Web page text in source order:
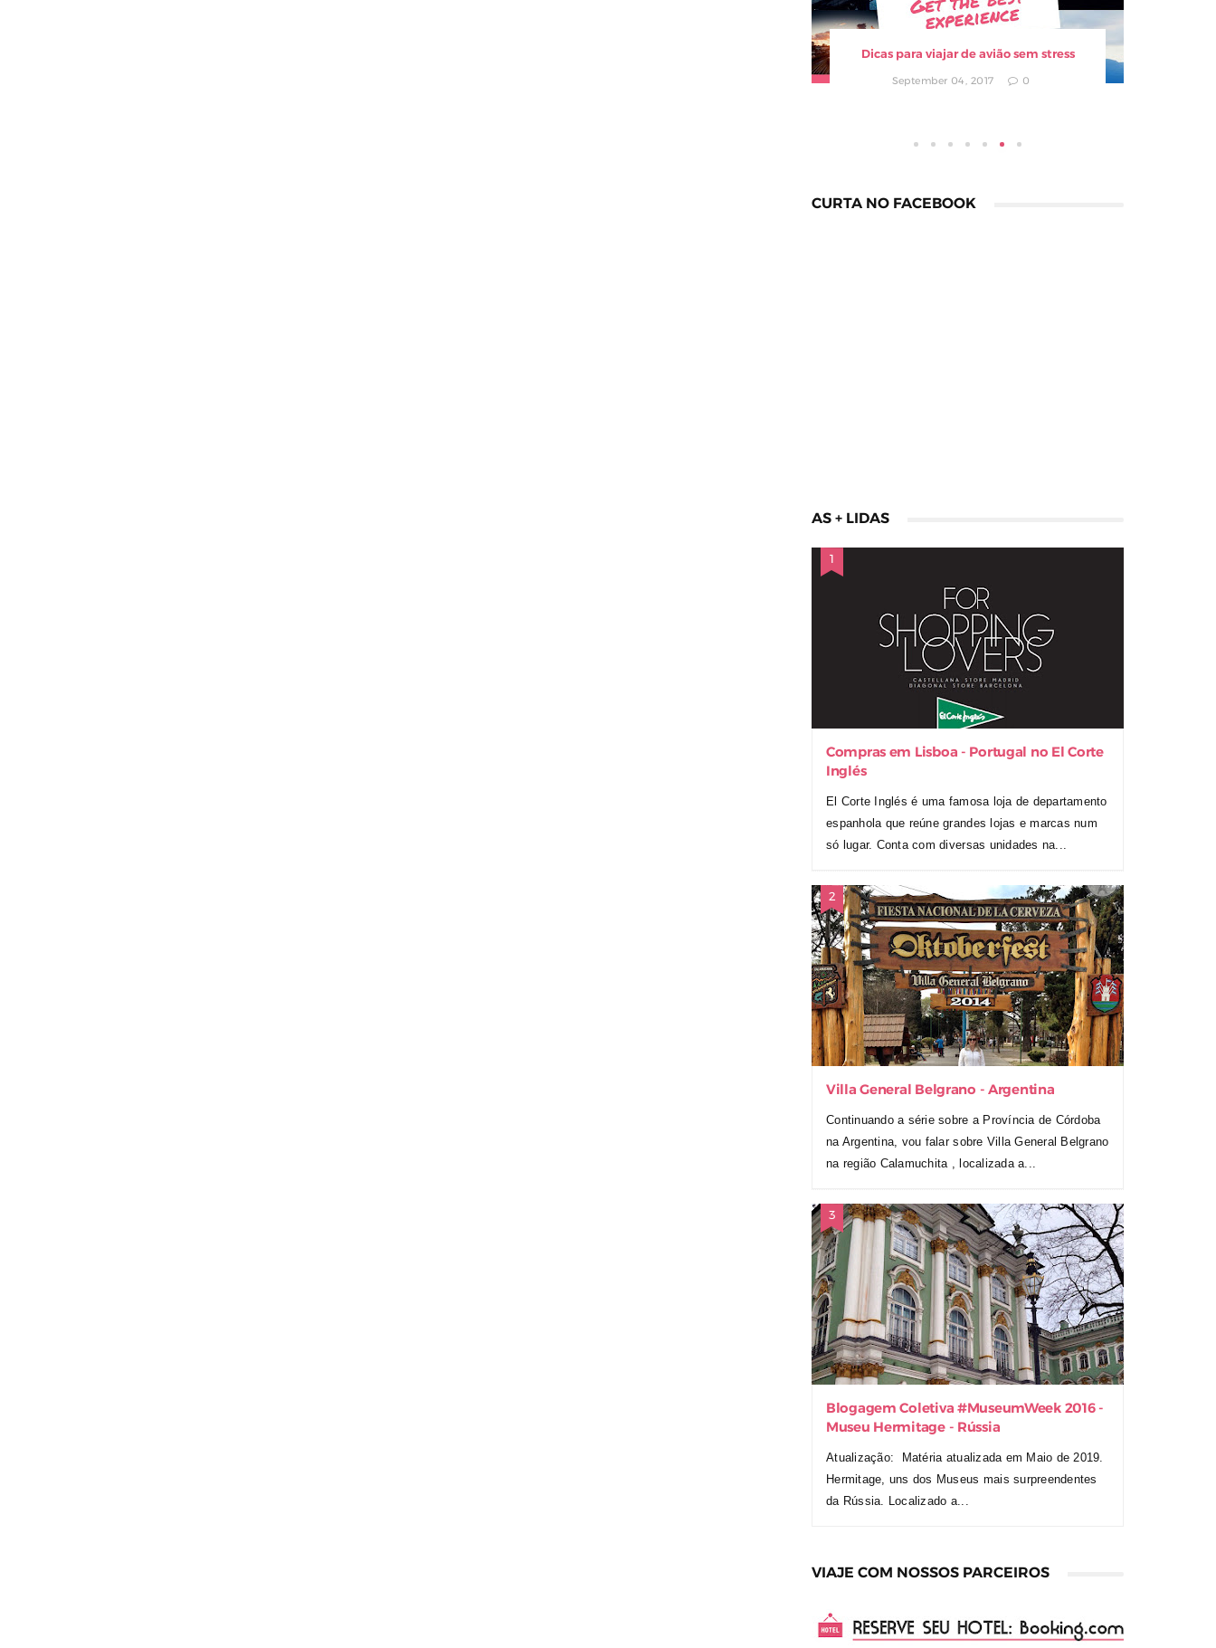
Dicas para viajar de avião sem stress
September 04, 2017 0
CURTA NO FACEBOOK
AS + LIDAS
Compras em Lisboa - Portugal no El Corte
Inglés
El Corte Inglés é uma famosa loja de departamento
espanhola que reúne grandes lojas e marcas num
só lugar. Conta com diversas unidades na...
Villa General Belgrano - Argentina
Continuando a série sobre a Província de Córdoba
na Argentina, vou falar sobre Villa General Belgrano
na região Calamuchita , localizada a...
Blogagem Coletiva ‪#‎MuseumWeek‬ 2016 -
Museu Hermitage - Rússia
Atualização: Matéria atualizada em Maio de 2019.
Hermitage, uns dos Museus mais surpreendentes
da Rússia. Localizado a...
VIAJE COM NOSSOS PARCEIROS